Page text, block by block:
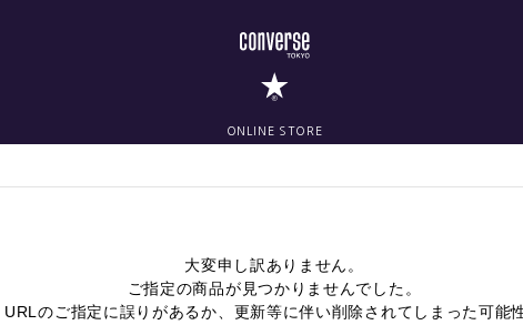
ONLINE STORE
大変申し訳ありません。
ご指定の商品が見つかりませんでした。
URLのご指定に誤りがあるか、更新等に伴い削除されてしまった可能